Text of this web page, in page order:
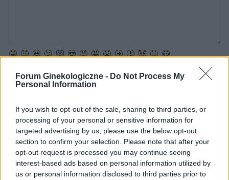
Forum Ginekologiczne - Do Not Process My
Personal Information
If you wish to opt-out of the sale, sharing to third parties, or
processing of your personal or sensitive information for
targeted advertising by us, please use the below opt-out
section to confirm your selection. Please note that after your
opt-out request is processed you may continue seeing
interest-based ads based on personal information utilized by
us or personal information disclosed to third parties prior to
Dopuszczalne formaty pliku graficznego: jpg, jpeg , png.
Rozmiar zdjęcia nie powinien przekraczać 0.6MB.
Wyświetl podpis
Wysyłaj powiadomienia o odpowiedzi